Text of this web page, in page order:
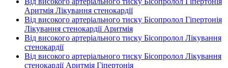
Аритмія Лікування стенокардії
Від високого артеріального тиску Бісопролол Гіпертонія
Лікування стенокардії Аритмія
Від високого артеріального тиску Бісопролол Лікування
стенокардії
Від високого артеріального тиску Бісопролол Лікування
стенокардії Аритмія Гіпертонія